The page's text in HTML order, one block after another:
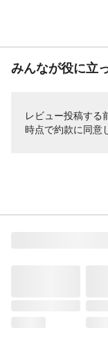
みんなが役に立
レビュー投稿する
時点で約款に同意